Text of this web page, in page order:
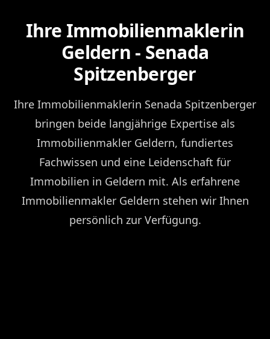
Ihre Immobilienmaklerin
Geldern - Senada
Spitzenberger
Ihre Immobilienmaklerin Senada Spitzenberger
bringen beide langjährige Expertise als
Immobilienmakler Geldern, fundiertes
Fachwissen und eine Leidenschaft für
Immobilien in Geldern mit. Als erfahrene
Immobilienmakler Geldern stehen wir Ihnen
persönlich zur Verfügung.